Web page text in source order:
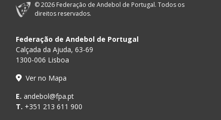
© 2026 Federação de Andebol de Portugal. Todos os
direitos reservados.
Federação de Andebol de Portugal
Calçada da Ajuda, 63-69
1300-006 Lisboa
Ver no Mapa
E. andebol@fpa.pt
T. +351 213 611 900